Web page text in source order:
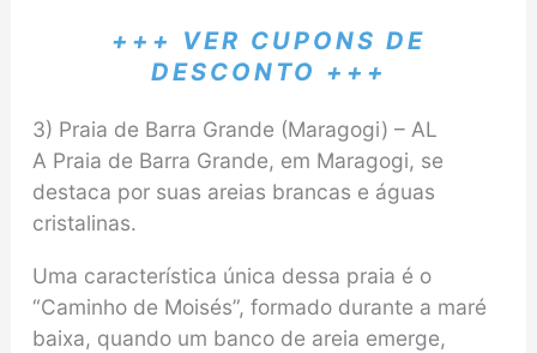
+++ VER CUPONS DE
DESCONTO +++
3) Praia de Barra Grande (Maragogi) – AL
A Praia de Barra Grande, em Maragogi, se
destaca por suas areias brancas e águas
cristalinas.
Uma característica única dessa praia é o
“Caminho de Moisés”, formado durante a maré
baixa, quando um banco de areia emerge,